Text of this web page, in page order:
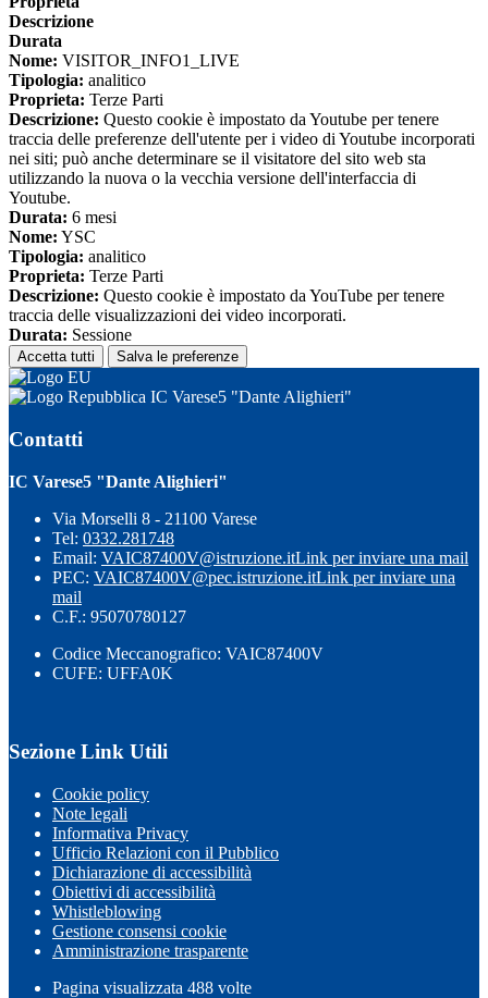
Descrizione
Durata
Nome: VISITOR_INFO1_LIVE
Tipologia: analitico
Proprieta: Terze Parti
Descrizione: Questo cookie è impostato da Youtube per tenere
traccia delle preferenze dell'utente per i video di Youtube incorporati
nei siti; può anche determinare se il visitatore del sito web sta
utilizzando la nuova o la vecchia versione dell'interfaccia di
Youtube.
Durata: 6 mesi
Nome: YSC
Tipologia: analitico
Proprieta: Terze Parti
Descrizione: Questo cookie è impostato da YouTube per tenere
traccia delle visualizzazioni dei video incorporati.
Durata: Sessione
Accetta tutti Salva le preferenze
IC Varese5 "Dante Alighieri"
Contatti
IC Varese5 "Dante Alighieri"
Via Morselli 8 - 21100 Varese
Tel: 0332.281748
Email: VAIC87400V@istruzione.itLink per inviare una mail
PEC: VAIC87400V@pec.istruzione.itLink per inviare una
mail
C.F.: 95070780127
Codice Meccanografico: VAIC87400V
CUFE: UFFA0K
Sezione Link Utili
Cookie policy
Note legali
Informativa Privacy
Ufficio Relazioni con il Pubblico
Dichiarazione di accessibilità
Obiettivi di accessibilità
Whistleblowing
Gestione consensi cookie
Amministrazione trasparente
Pagina visualizzata 488 volte